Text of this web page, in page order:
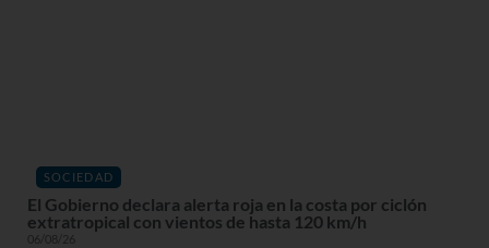
SOCIEDAD
El Gobierno declara alerta roja en la costa por ciclón
extratropical con vientos de hasta 120 km/h
06/08/26